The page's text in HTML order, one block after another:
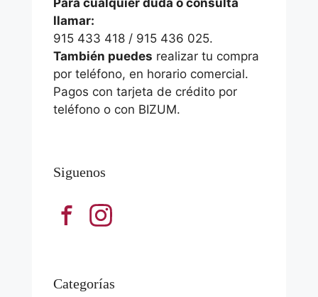
llamar:
915 433 418 / 915 436 025.
También puedes realizar tu compra
por teléfono, en horario comercial.
Pagos con tarjeta de crédito por
teléfono o con BIZUM.
Siguenos
Categorías